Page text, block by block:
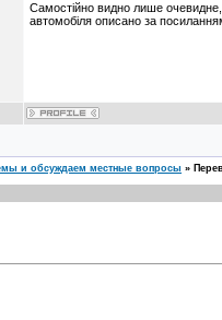
Самостійно видно лише
автомобіля описано за
и обсуждаем местные вопросы »